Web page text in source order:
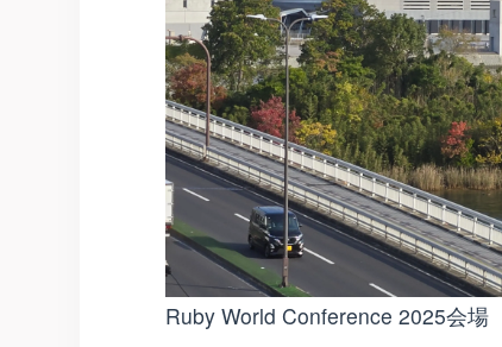
Ruby World Conference 2025会場